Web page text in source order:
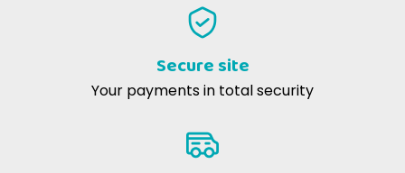
Secure site
Your payments in total security